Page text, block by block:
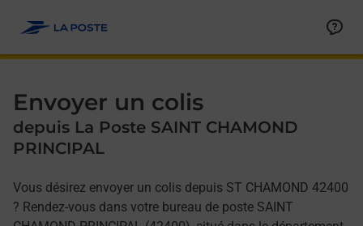
Envoyer un colis
depuis La Poste SAINT CHAMOND
PRINCIPAL
Vous désirez envoyer un colis depuis ST CHAMOND 42400
? Rendez-vous dans votre bureau de poste SAINT